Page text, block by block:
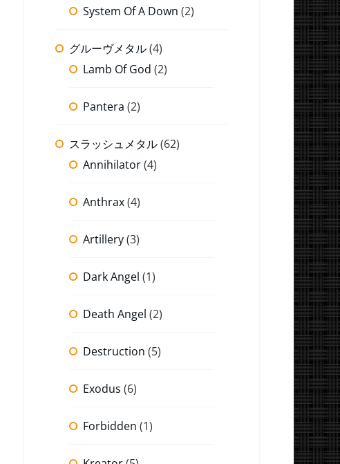
System Of A Down (2)
グルーヴメタル(4)
Lamb Of God (2)
Pantera (2)
スラッシュメタル(62)
Annihilator(4)
Anthrax(4)
Artillery(3)
Dark Angel (1)
Death Angel (2)
Destruction (5)
Exodus (6)
Forbidden (1)